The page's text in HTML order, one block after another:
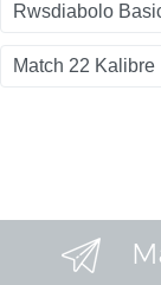
Rwsdiabolo
Match 22 Kalibre